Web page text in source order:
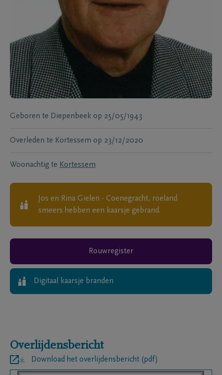
Geboren te Diepenbeek op 25/05/1943
Overleden te Kortessem op 23/12/2020
Woonachtig te Kortessem
Jos en Rina Gielen - Coenegracht, roeland
smeers hebben een kaarsje gebrand.
Rouwregister
Digitaal kaarsje branden
Overlijdensbericht
Download het overlijdensbericht (pdf)